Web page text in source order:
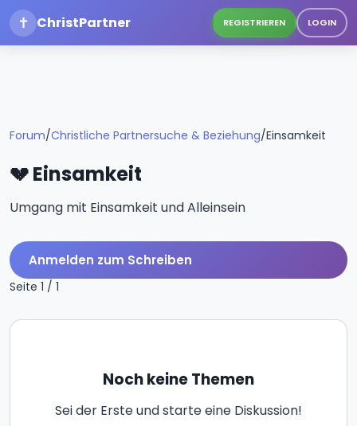
✝ ChristPartner REGISTRIEREN LOGIN
Forum/Christliche Partnersuche & Beziehung/Einsamkeit
💔 Einsamkeit
Umgang mit Einsamkeit und Alleinsein
Anmelden zum Schreiben
Seite 1 / 1
Noch keine Themen
Sei der Erste und starte eine Diskussion!